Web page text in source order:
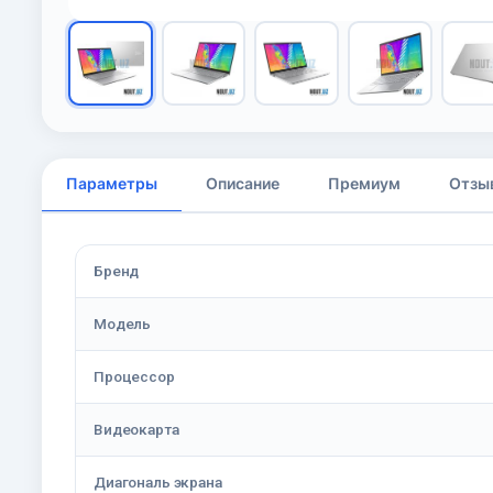
Параметры Описание Премиум
Бренд
Модель
Процессор
Видеокарта
Диагональ экрана